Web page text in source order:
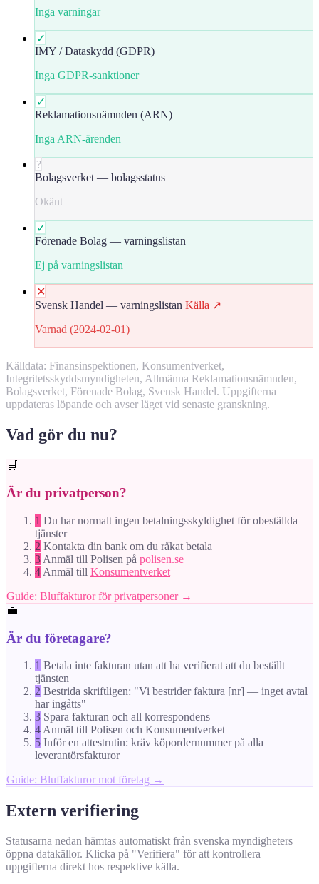
Inga varningar
✓
IMY / Dataskydd (GDPR)
Inga GDPR-sanktioner
✓
Reklamationsnämnden (ARN)
Inga ARN-ärenden
?
Bolagsverket — bolagsstatus
Okänt
✓
Förenade Bolag — varningslistan
Ej på varningslistan
✕
Svensk Handel — varningslistan Källa ↗
Varnad (2024-02-01)
Källdata: Finansinspektionen, Konsumentverket,
Integritetsskyddsmyndigheten, Allmänna Reklamationsnämnden,
Bolagsverket, Förenade Bolag, Svensk Handel. Uppgifterna
uppdateras löpande och avser läget vid senaste granskning.
Vad gör du nu?
🛒
Är du privatperson?
1 Du har normalt ingen betalningsskyldighet för obeställda
tjänster
2 Kontakta din bank om du råkat betala
3 Anmäl till Polisen på polisen.se
4 Anmäl till Konsumentverket
Guide: Bluffakturor för privatpersoner →
💼
Är du företagare?
1 Betala inte fakturan utan att ha verifierat att du beställt
tjänsten
2 Bestrida skriftligen: "Vi bestrider faktura [nr] — inget avtal
har ingåtts"
3 Spara fakturan och all korrespondens
4 Anmäl till Polisen och Konsumentverket
5 Inför en attestrutin: kräv köpordernummer på alla
leverantörsfakturor
Guide: Bluffakturor mot företag →
Extern verifiering
Statusarna nedan hämtas automatiskt från svenska myndigheters
öppna datakällor. Klicka på "Verifiera" för att kontrollera
uppgifterna direkt hos respektive källa.